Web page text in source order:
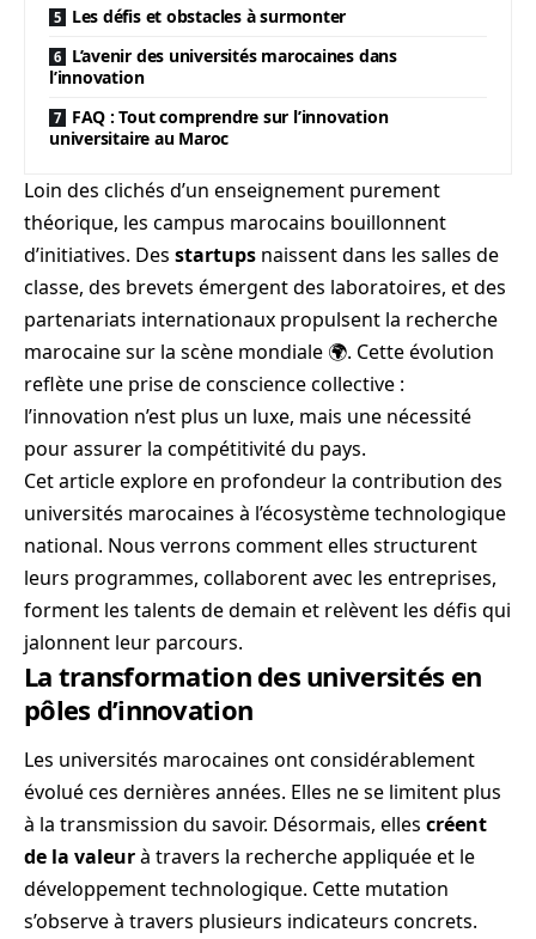
Les défis et obstacles à surmonter
L’avenir des universités marocaines dans
l’innovation
FAQ : Tout comprendre sur l’innovation
universitaire au Maroc
Loin des clichés d’un enseignement purement
théorique, les campus marocains bouillonnent
d’initiatives. Des startups naissent dans les salles de
classe, des brevets émergent des laboratoires, et des
partenariats internationaux propulsent la recherche
marocaine sur la scène mondiale 🌍. Cette évolution
reflète une prise de conscience collective :
l’innovation n’est plus un luxe, mais une nécessité
pour assurer la compétitivité du pays.
Cet article explore en profondeur la contribution des
universités marocaines à l’écosystème technologique
national. Nous verrons comment elles structurent
leurs programmes, collaborent avec les entreprises,
forment les talents de demain et relèvent les défis qui
jalonnent leur parcours.
La transformation des universités en
pôles d’innovation
Les universités marocaines ont considérablement
évolué ces dernières années. Elles ne se limitent plus
à la transmission du savoir. Désormais, elles créent
de la valeurà travers la recherche appliquée et le
développement technologique. Cette mutation
s’observe à travers plusieurs indicateurs concrets.